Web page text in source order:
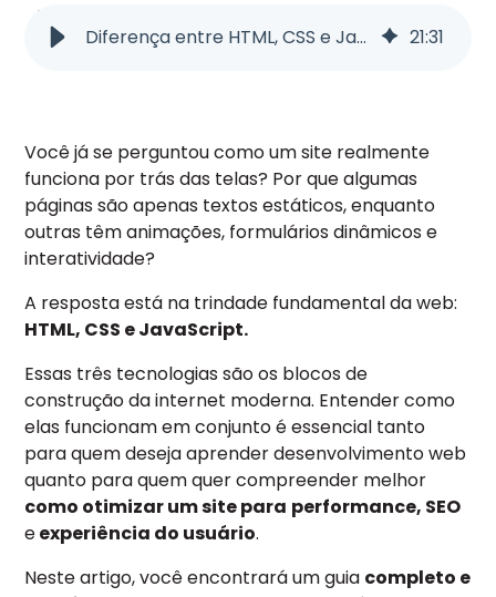
Diferença entre HTML, CSS e JavaScript na programação de um Site 21:31
Você já se perguntou como um site realmente
funciona por trás das telas? Por que algumas
páginas são apenas textos estáticos, enquanto
outras têm animações, formulários dinâmicos e
interatividade?
A resposta está na trindade fundamental da web:
HTML, CSS e JavaScript.
Essas três tecnologias são os blocos de
construção da internet moderna. Entender como
elas funcionam em conjunto é essencial tanto
para quem deseja aprender desenvolvimento web
quanto para quem quer compreender melhor
como otimizar um site para performance, SEO
eexperiência do usuário.
Neste artigo, você encontrará um guia completo e